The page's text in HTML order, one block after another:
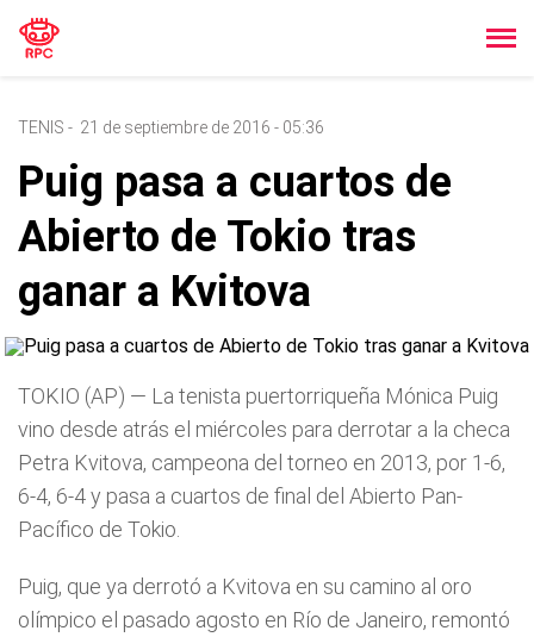
TENIS - 21 de septiembre de 2016 - 05:36
Puig pasa a cuartos de
Abierto de Tokio tras
ganar a Kvitova
TOKIO (AP) — La tenista puertorriqueña Mónica Puig
vino desde atrás el miércoles para derrotar a la checa
Petra Kvitova, campeona del torneo en 2013, por 1-6,
6-4, 6-4 y pasa a cuartos de final del Abierto Pan-
Pacífico de Tokio.
Puig, que ya derrotó a Kvitova en su camino al oro
olímpico el pasado agosto en Río de Janeiro, remontó